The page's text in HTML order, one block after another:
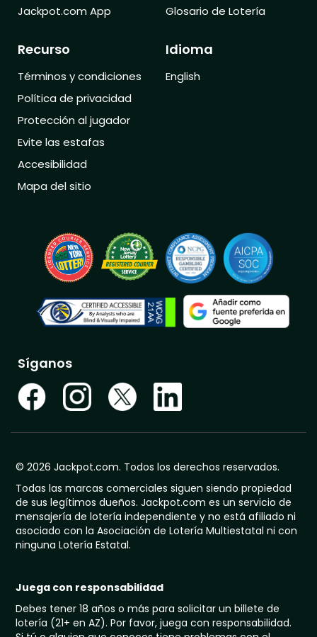
Jackpot.com App
Glosario de Lotería
Recurso
Términos y condiciones
Política de privacidad
Protección al jugador
Evite las estafas
Accesibilidad
Mapa del sitio
Idioma
English
Síganos
© 2026 Jackpot.com. Todos los derechos reservados.
Todas las marcas comerciales siguen siendo propiedad
de sus legítimos dueños. Jackpot.com es un servicio de
mensajería de lotería independiente y no está afiliado ni
asociado con la Asociación de Lotería Multiestatal ni con
ninguna Lotería Estatal.
Juega con responsabilidad
Debes tener 18 años o más para solicitar un billete de
lotería (21+ en AZ). Por favor, juega con responsabilidad.